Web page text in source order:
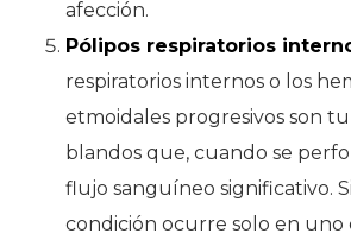
afección.
Pólipos respiratorios
respiratorios internos o los
etmoidales progresivos son
blandos que, cuando se
flujo sanguíneo significativo.
condición ocurre solo en uno